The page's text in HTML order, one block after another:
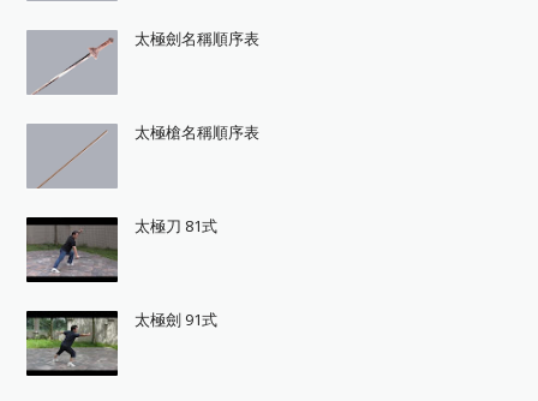
太極劍名稱順序表
太極槍名稱順序表
太極刀 81式
太極劍 91式